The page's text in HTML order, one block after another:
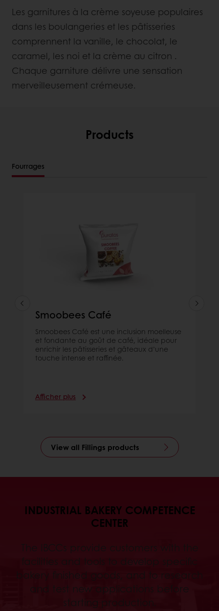
Les garnitures à la crème soyeuse populaires
dans les boulangeries et les pâtisseries
comprennent la vanille, le chocolat, le
caramel, les noi et la crème au citron .
Chaque garniture délivre une sensation
merveilleusement crémeuse.
Products
Fourrages
Smoobees Café
Smoobees Café est une inclusion moelleuse
et fondante au goût de café, idéale pour
enrichir les pâtisseries et gâteaux d’une
touche intense et raffinée.
Afficher plus
View all Fillings products
INDUSTRIAL BAKERY COMPETENCE
CENTER
The IBCCs provide customers with the
facilities and tools to develop specific
bakery finished goods, and to research
and test new applications before
starting production.